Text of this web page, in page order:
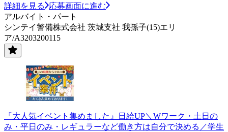
詳細を見る
応募画面に進む
アルバイト・パート
シンテイ警備株式会社 茨城支社 我孫子(15)エリ
ア/A3203200115
『大人気イベント集めました』日給UP＼Wワーク・土日の
み・平日のみ・レギュラーなど働き方は自分で決める／学生